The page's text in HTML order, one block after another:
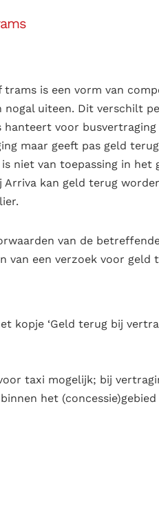
is een vorm van
nogal uiteen. Dit verschilt
hanteert voor
maar geeft pas geld
niet van toepassing in het
Arriva kan geld terug
van de
van een verzoek voor geld
kopje ‘Geld terug bij
taxi mogelijk; bij
het (concessie)gebied